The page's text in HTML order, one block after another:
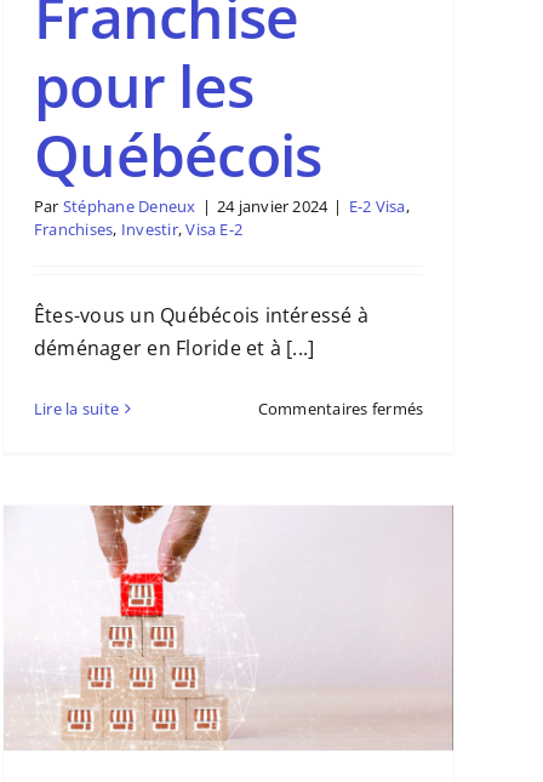
Franchise
pour les
Québécois
Par Stéphane Deneux | 24 janvier 2024 | E-2 Visa,
Franchises, Investir,Visa E-2
Êtes-vous un Québécois intéressé à
déménager en Floride et à [...]
Lire la suite Commentaires ferméssur